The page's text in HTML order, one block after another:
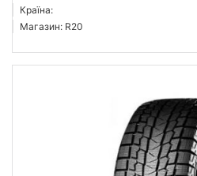
Країна:
Магазин: R20